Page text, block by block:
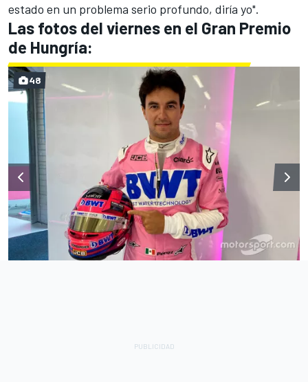
estado en un problema serio profundo, diría yo".
Las fotos del viernes en el Gran Premio
de Hungría:
48